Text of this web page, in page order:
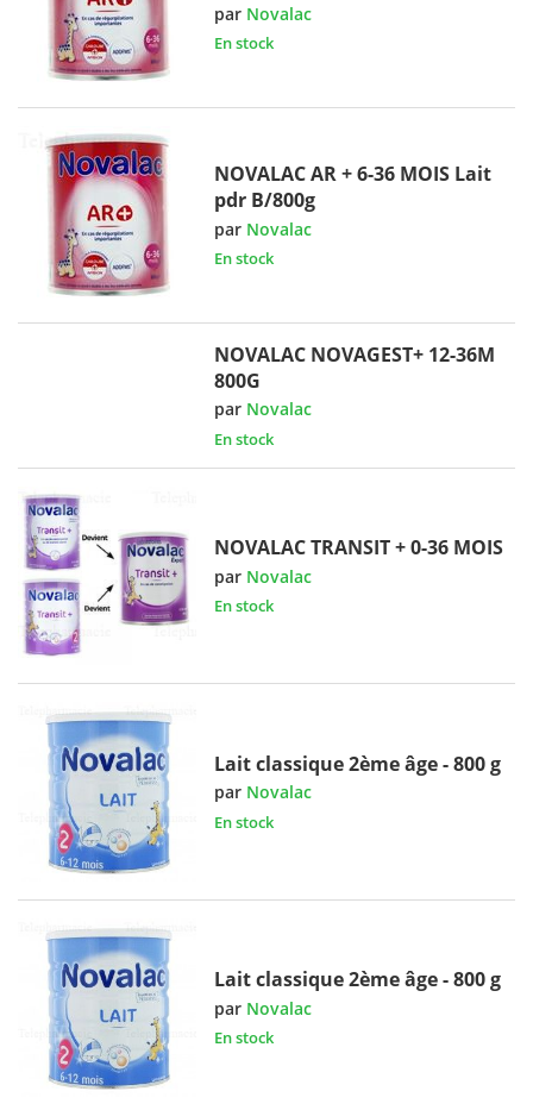
par Novalac
En stock
NOVALAC AR + 6-36 MOIS Lait
pdr B/800g
par Novalac
En stock
NOVALAC NOVAGEST+ 12-36M
800G
par Novalac
En stock
NOVALAC TRANSIT + 0-36 MOIS
par Novalac
En stock
Lait classique 2ème âge - 800 g
par Novalac
En stock
Lait classique 2ème âge - 800 g
par Novalac
En stock